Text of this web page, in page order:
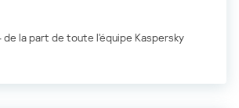
de la part de toute l'équipe Kaspersky